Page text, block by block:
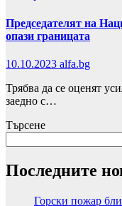
Председателят на
опази границата
10.10.2023 alfa.bg
Трябва да се оценят
заедно с…
Търсене
Последните
Горски пожар